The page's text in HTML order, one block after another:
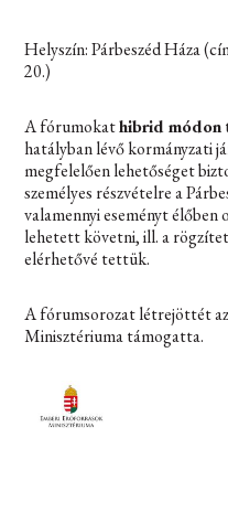
Helyszín: Párbeszéd Háza
20.)
A fórumokathibrid módon
hatályban lévő kormányzati
megfelelően lehetőséget
személyes részvételre a
valamennyi eseményt
lehetett követni, ill. a
elérhetővé tettük.
A fórumsorozat létrejöttét
Minisztériuma támogatta.